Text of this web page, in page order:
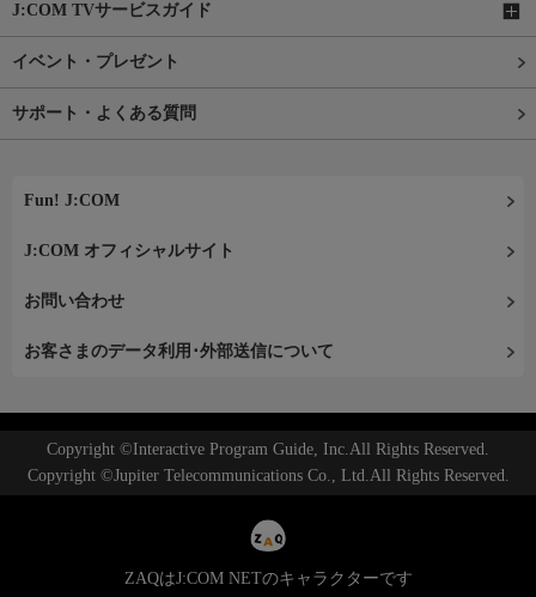
J:COM TVサービスガイド
イベント・プレゼント
サポート・よくある質問
Fun! J:COM
J:COM オフィシャルサイト
お問い合わせ
お客さまのデータ利用･外部送信について
Copyright ©Interactive Program Guide, Inc.All Rights Reserved.
Copyright ©Jupiter Telecommunications Co., Ltd.All Rights Reserved.
ZAQはJ:COM NETのキャラクターです